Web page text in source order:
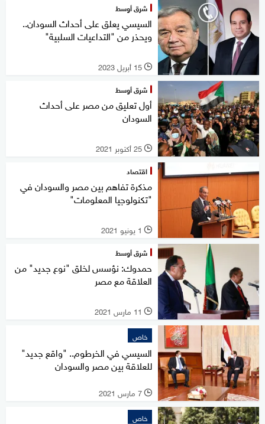
شرق أوسط
السيسي يعلق على أحداث السودان..
ويحذر من "التداعيات السلبية"
l 15 أبريل 2023
شرق أوسط
أول تعليق من مصر على أحداث
السودان
l 25 أكتوبر 2021
اقتصاد
مذكرة تفاهم بين مصر والسودان في
"تكنولوجيا المعلومات"
l 1 يونيو 2021
شرق أوسط
حمدوك: نؤسس لخلق "نوع جديد" من
العلاقة مع مصر
l 11 مارس 2021
خاص
السيسي في الخرطوم.. "واقع جديد"
للعلاقة بين مصر والسودان
l 7 مارس 2021
خاص